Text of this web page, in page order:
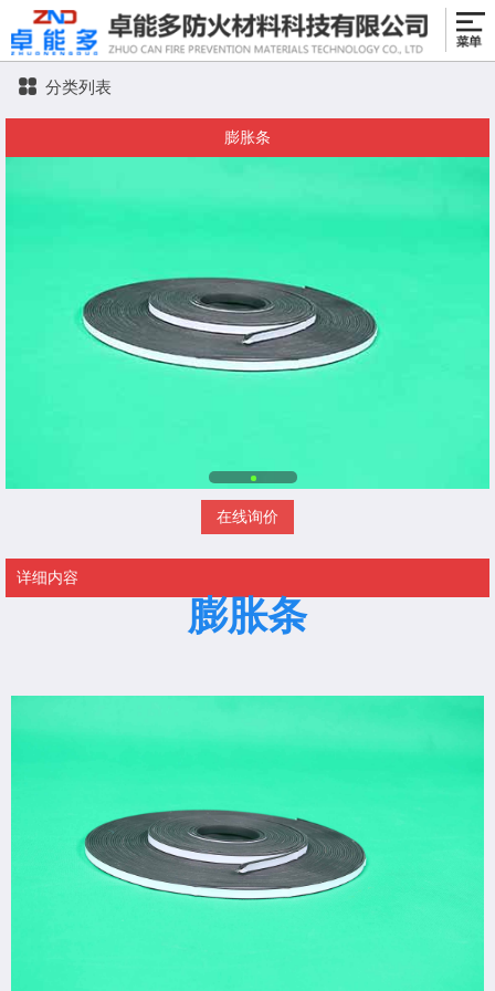
分类列表
膨胀条
在线询价
详细内容
膨胀条